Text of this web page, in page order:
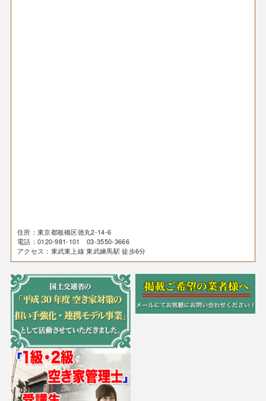
住所：東京都板橋区徳丸2-14-6
電話：0120-981-101 03-3550-3666
アクセス：東武東上線 東武練馬駅 徒歩6分